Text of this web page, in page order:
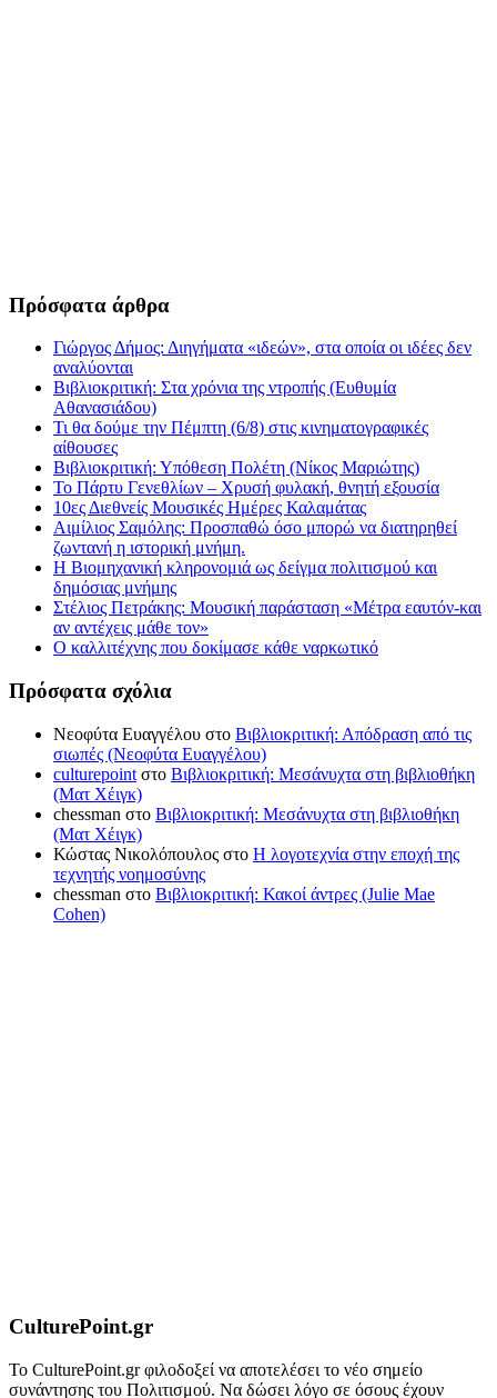
Πρόσφατα άρθρα
Γιώργος Δήμος: Διηγήματα «ιδεών», στα οποία οι ιδέες δεν
αναλύονται
Βιβλιοκριτική: Στα χρόνια της ντροπής (Ευθυμία
Αθανασιάδου)
Τι θα δούμε την Πέμπτη (6/8) στις κινηματογραφικές
αίθουσες
Βιβλιοκριτική: Υπόθεση Πολέτη (Νίκος Μαριώτης)
Το Πάρτυ Γενεθλίων – Χρυσή φυλακή, θνητή εξουσία
10ες Διεθνείς Μουσικές Ημέρες Καλαμάτας
Αιμίλιος Σαμόλης: Προσπαθώ όσο μπορώ να διατηρηθεί
ζωντανή η ιστορική μνήμη.
Η Βιομηχανική κληρονομιά ως δείγμα πολιτισμού και
δημόσιας μνήμης
Στέλιος Πετράκης: Μουσική παράσταση «Μέτρα εαυτόν-και
αν αντέχεις μάθε τον»
Ο καλλιτέχνης που δοκίμασε κάθε ναρκωτικό
Πρόσφατα σχόλια
Νεοφύτα Ευαγγέλου στο Βιβλιοκριτική: Απόδραση από τις
σιωπές (Νεοφύτα Ευαγγέλου)
culturepoint στο Βιβλιοκριτική: Μεσάνυχτα στη βιβλιοθήκη
(Ματ Χέιγκ)
chessman στο Βιβλιοκριτική: Μεσάνυχτα στη βιβλιοθήκη
(Ματ Χέιγκ)
Κώστας Νικολόπουλος στο Η λογοτεχνία στην εποχή της
τεχνητής νοημοσύνης
chessman στο Βιβλιοκριτική: Κακοί άντρες (Julie Mae
Cohen)
CulturePoint.gr
Το CulturePoint.gr φιλοδοξεί να αποτελέσει το νέο σημείο
συνάντησης του Πολιτισμού. Να δώσει λόγο σε όσους έχουν